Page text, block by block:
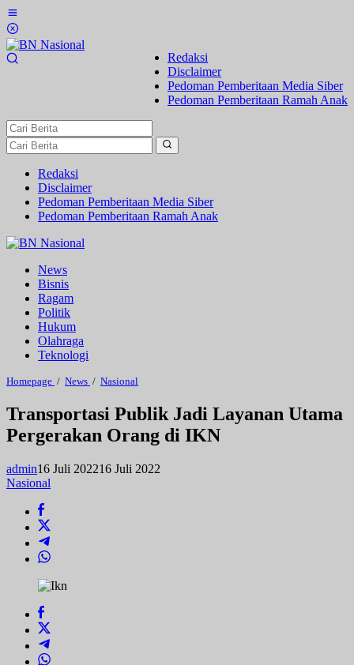
Lewati
ke
konten
Redaksi
Disclaimer
Pedoman Pemberitaan Media Siber
Pedoman Pemberitaan Ramah Anak
Redaksi
Disclaimer
Pedoman Pemberitaan Media Siber
Pedoman Pemberitaan Ramah Anak
News
Bisnis
Ragam
Politik
Hukum
Olahraga
Teknologi
Homepage / News / Nasional
Jadi
Layanan
Utama
Pergerakan
di
Transportasi Publik Jadi Layanan Utama
Pergerakan Orang di IKN
admin16 Juli 202216 Juli 2022
Nasional